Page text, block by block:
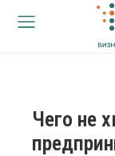
Чего не